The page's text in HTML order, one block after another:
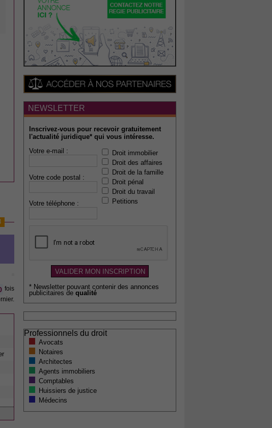
fois
NEWSLETTER
Inscrivez-vous pour recevoir gratuitement
l'actualité juridique* qui vous intéresse.
Votre e-mail :
Votre code postal :
Votre téléphone :
Droit immobilier
Droit des affaires
Droit de la famille
Droit pénal
Droit du travail
Petitions
* Newsletter pouvant contenir des annonces
publicitaires de qualité
Professionnels du droit
Avocats
Notaires
Architectes
Agents immobiliers
Comptables
Huissiers de justice
Médecins